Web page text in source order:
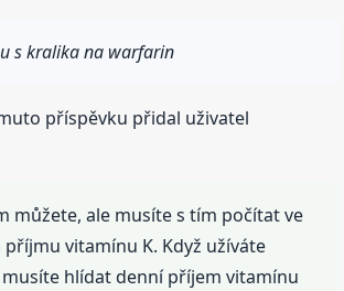
s kralika na warfarin
příspěvku přidal uživatel
můžete, ale musíte s tím počítat ve
vitamínu K. Když užíváte
hlídat denní příjem vitamínu